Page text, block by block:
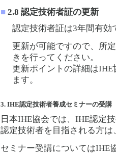
■ 2.8 認定技術者証の更新
認定技術者証は3年間有効
更新が可能ですので、所
きを行ってください。
更新ポイントの詳細は
ます。
3. IHE認定技術者養成セミナーの受講
日本IHE協会では、IHE認定
認定技術者を目指される方
セミナー受講についてはIHE